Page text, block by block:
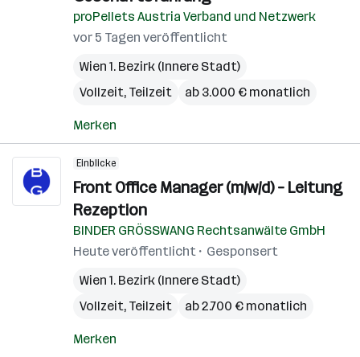
proPellets Austria Verband und Netzwerk
vor 5 Tagen veröffentlicht
Wien 1. Bezirk (Innere Stadt)
Vollzeit, Teilzeit
ab 3.000 € monatlich
Merken
Einblicke
Front Office Manager (m/w/d) – Leitung
Rezeption
BINDER GRÖSSWANG Rechtsanwälte GmbH
Heute veröffentlicht
Gesponsert
Wien 1. Bezirk (Innere Stadt)
Vollzeit, Teilzeit
ab 2.700 € monatlich
Merken